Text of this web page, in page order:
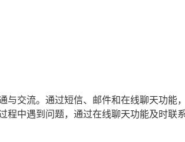
交流。通过短信、邮件和在线聊天功能
程中遇到问题，通过在线聊天功能及时联